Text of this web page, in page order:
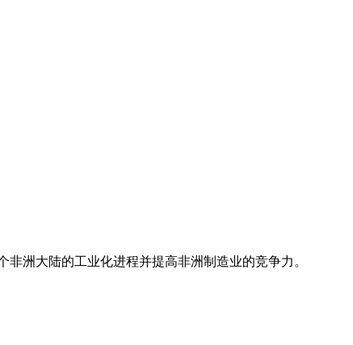
洲大陆的工业化进程并提高非洲制造业的竞争力。